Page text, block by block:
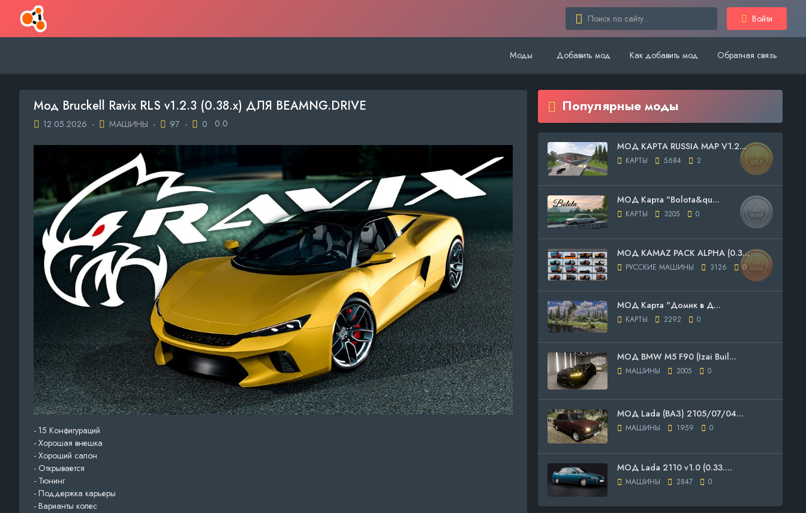
Войти
Моды Добавить мод Как добавить мод Обратная связь
Мод Bruckell Ravix RLS v1.2.3 (0.38.x) ДЛЯ BEAMNG.DRIVE
12.05.2026 - МАШИНЫ - 97 - 0 0.0
- 15 Конфигураций
- Хорошая внешка
- Хороший салон
- Открывается
- Тюнинг
- Поддержка карьеры
- Варианты колес
Популярные моды
МОД КАРТА RUSSIA MAP V1.2...
КАРТЫ 5684 2
МОД Карта "Bolota&qu...
КАРТЫ 3205 0
МОД KAMAZ PACK ALPHA (0.3...
РУССКИЕ МАШИНЫ 3126 0
МОД Карта "Домик в Д...
КАРТЫ 2292 0
МОД BMW M5 F90 (Izai Buil...
МАШИНЫ 2005 0
МОД Lada (ВАЗ) 2105/07/04...
МАШИНЫ 1959 0
МОД Lada 2110 v1.0 (0.33....
МАШИНЫ 2847 0